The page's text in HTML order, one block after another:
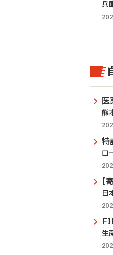
兵
医
熊
特
ロ
【
日
生